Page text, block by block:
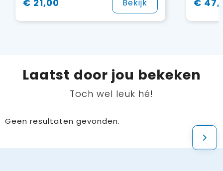
€ 21,00 Bekijk €
Laatst door jou bekeken
Toch wel leuk hé!
Geen resultaten gevonden.